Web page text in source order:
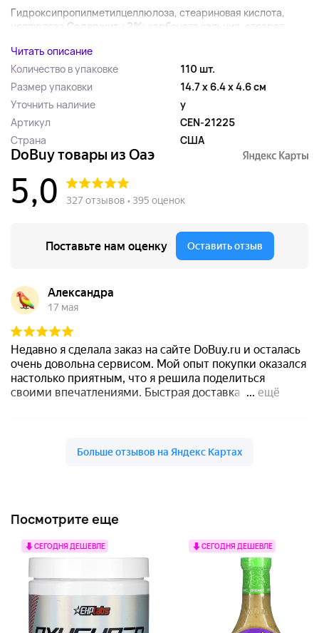
Гидроксипропилметилцеллюлоза, стеариновая кислота,
целлюлоза. Содержит <2%: карбоната кальция, стеарат
Читать описание
Количество в упаковке
110 шт.
Размер упаковки
14.7 x 6.4 x 4.6 см
Уточнить наличие
y
Артикул
CEN-21225
Страна
США
Посмотрите еще
СЕГОДНЯ ДЕШЕВЛЕ СЕГОДНЯ ДЕШЕВЛЕ